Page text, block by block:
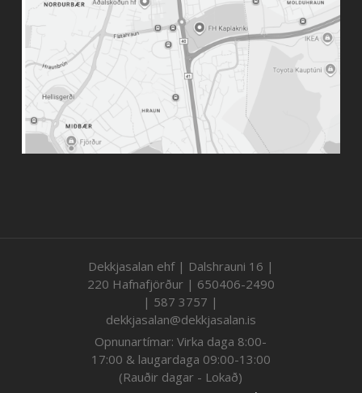
Dekkjasalan ehf | Dalshrauni 16 |
220 Hafnafjörður | 650406-2490
| 587 3757 |
dekkjasalan@dekkjasalan.is
Opnunartímar: Virka daga 8:00-
17:00 & laugardaga 09:00-13:00
(Rauðir dagar - Lokað)